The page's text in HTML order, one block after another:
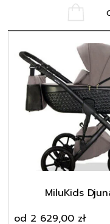
MiluKids
od 2 629,00 zł
Ten
produkt
wiele
wariantów.
Opcje